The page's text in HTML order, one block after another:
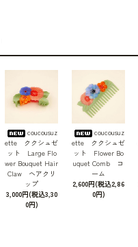
coucousuz
ette ククシュゼ
ット Large Flo
wer Bouquet Hair
Claw ヘアクリ
ップ
3,000円(税込3,30
0円)
coucousuz
ette ククシュゼ
ット Flower Bo
uquet Comb コ
ーム
2,600円(税込2,86
0円)